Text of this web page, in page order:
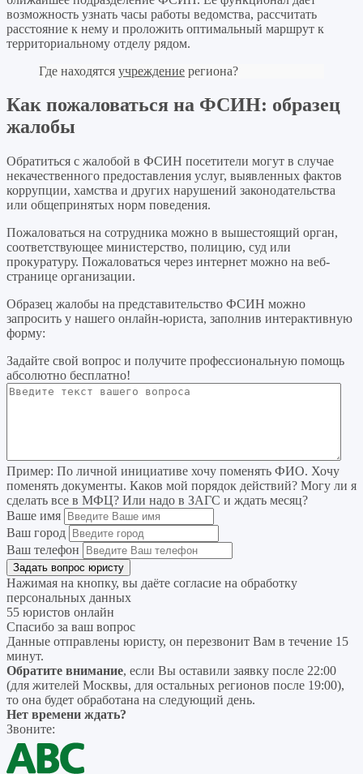
возможность узнать часы работы ведомства, рассчитать
расстояние к нему и проложить оптимальный маршрут к
территориальному отделу рядом.
Где находятся учреждение региона?
Как пожаловаться на ФСИН: образец
жалобы
Обратиться с жалобой в ФСИН посетители могут в случае
некачественного предоставления услуг, выявленных фактов
коррупции, хамства и других нарушений законодательства
или общепринятых норм поведения.
Пожаловаться на сотрудника можно в вышестоящий орган,
соответствующее министерство, полицию, суд или
прокуратуру. Пожаловаться через интернет можно на веб-
странице организации.
Образец жалобы на представительство ФСИН можно
запросить у нашего онлайн-юриста, заполнив интерактивную
форму:
Задайте свой вопрос и получите профессиональную помощь
абсолютно бесплатно!
Пример: По личной инициативе хочу поменять ФИО. Хочу
поменять документы. Каков мой порядок действий? Могу ли я
сделать все в МФЦ? Или надо в ЗАГС и ждать месяц?
Ваше имя
Ваш город
Ваш телефон
Нажимая на кнопку, вы даёте согласие на обработку
персональных данных
55 юристов онлайн
Спасибо за ваш вопрос
Данные отправлены юристу, он перезвонит Вам в течение 15
минут.
Обратите внимание, если Вы оставили заявку после 22:00
(для жителей Москвы, для остальных регионов после 19:00),
то она будет обработана на следующий день.
Нет времени ждать?
Звоните: